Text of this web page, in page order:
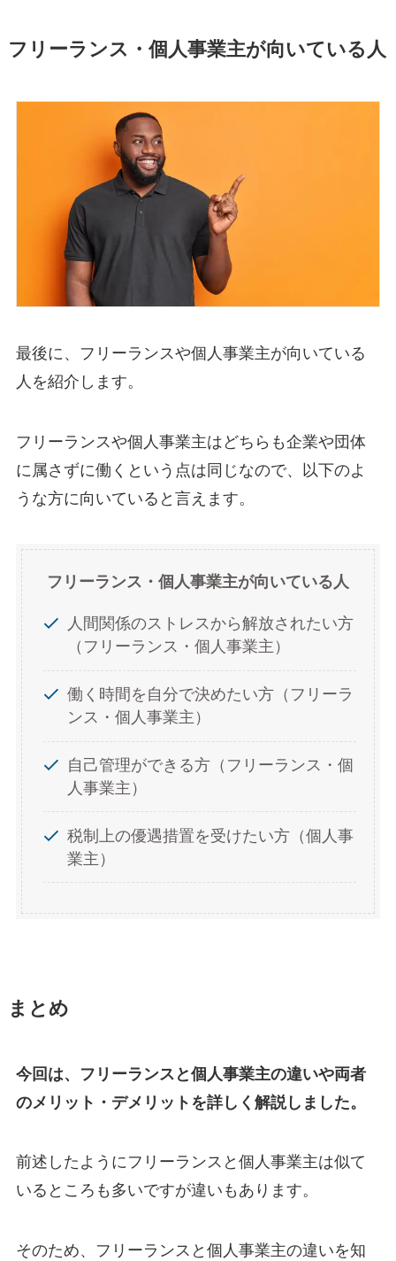
フリーランス・個人事業主が向いている人
最後に、フリーランスや個人事業主が向いている
人を紹介します。
フリーランスや個人事業主はどちらも企業や団体
に属さずに働くという点は同じなので、以下のよ
うな方に向いていると言えます。
フリーランス・個人事業主が向いている人
人間関係のストレスから解放されたい方
（フリーランス・個人事業主）
働く時間を自分で決めたい方（フリーラ
ンス・個人事業主）
自己管理ができる方（フリーランス・個
人事業主）
税制上の優遇措置を受けたい方（個人事
業主）
まとめ
今回は、フリーランスと個人事業主の違いや両者
のメリット・デメリットを詳しく解説しました。
前述したようにフリーランスと個人事業主は似て
いるところも多いですが違いもあります。
そのため、フリーランスと個人事業主の違いを知